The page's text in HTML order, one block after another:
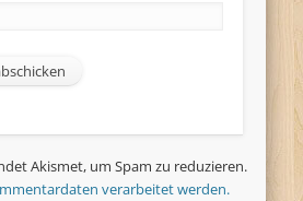
Akismet, um Spam zu reduzieren.
verarbeitet werden.